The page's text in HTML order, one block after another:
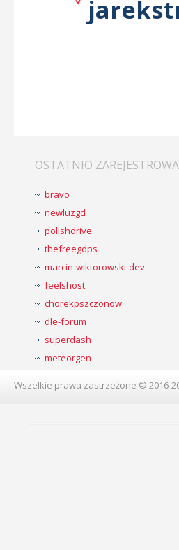
OSTATNIO
bravo
newluzgd
polishdrive
thefreegdps
marcin-wiktorowski-dev
feelshost
chorekpszczonow
dle-forum
superdash
meteorgen
Wszelkie prawa zastrzeżone © 2016-